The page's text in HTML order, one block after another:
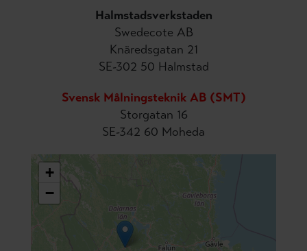
Halmstadsverkstaden
Swedecote AB
Knäredsgatan 21
SE-302 50 Halmstad
Svensk Målningsteknik AB (SMT)
Storgatan 16
SE-342 60 Moheda
+
−